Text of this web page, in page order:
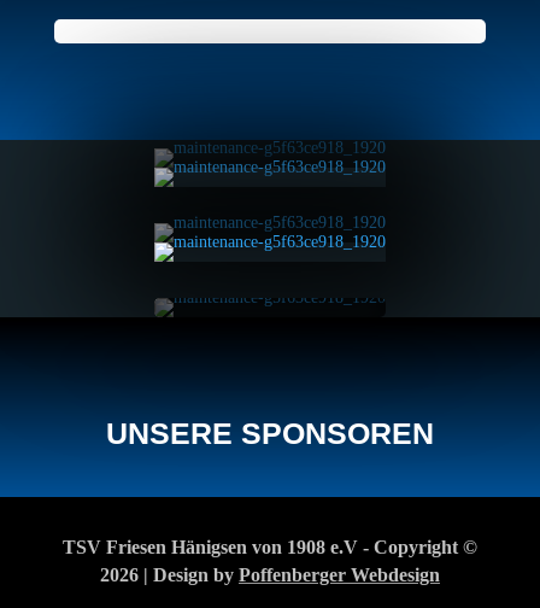
UNSERE SPONSOREN
TSV Friesen Hänigsen von 1908 e.V - Copyright ©
2026 | Design by Poffenberger Webdesign